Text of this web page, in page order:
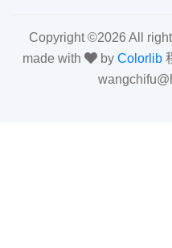
Copyright ©2026 All
made with
by Colorlib